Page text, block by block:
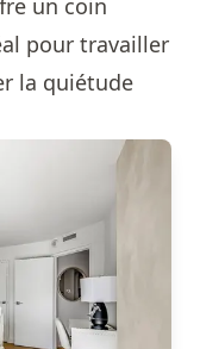
un coin
pour travailler
la quiétude